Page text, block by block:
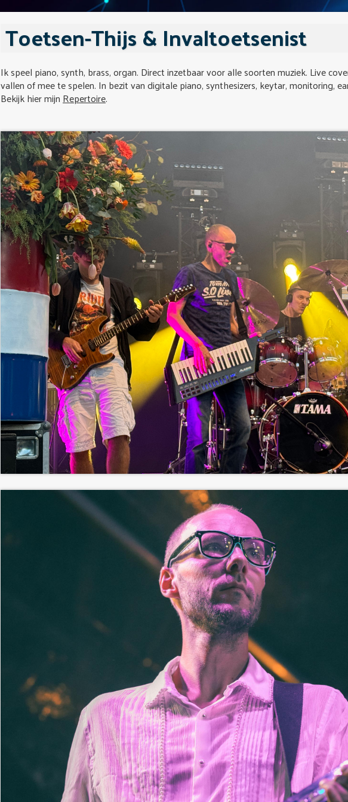
Toetsen-Thijs & Invaltoetsenist
Ik speel piano, synth, brass, organ. Direct inzetbaar voor alle soorten muziek. Live
vallen of mee te spelen. In bezit van digitale piano, synthesizers, keytar, monitoring,
Bekijk hier mijnRepertoire.